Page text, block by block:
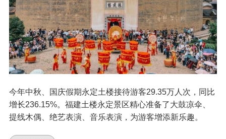
今年中秋、国庆假期永定土楼接待游客29.35万人次，同比
增长236.15%。福建土楼永定景区精心准备了大鼓凉伞、
提线木偶、绝艺表演、音乐表演，为游客增添新乐趣。